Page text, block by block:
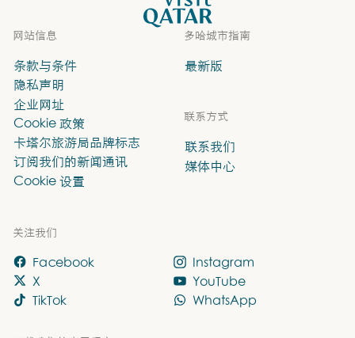
多哈城市指南
最新版
关注我们
Facebook
Instagram
X
YouTube
TikTok
WhatsApp
联系方式
联系我们
媒体中心
网站信息
条款与条件
隐私声明
企业网址
Cookie 政策
卡塔尔旅游局品牌标志
订阅我们的新闻通讯
Cookie 设置